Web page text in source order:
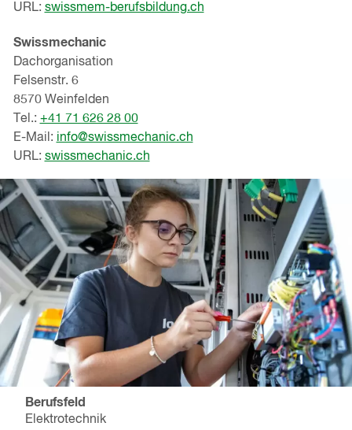
URL: swissmem-berufsbildung.ch
Swissmechanic
Dachorganisation
Felsenstr. 6
8570 Weinfelden
Tel.: +41 71 626 28 00
E-Mail: info@swissmechanic.ch
URL: swissmechanic.ch
Berufsfeld
Elektrotechnik